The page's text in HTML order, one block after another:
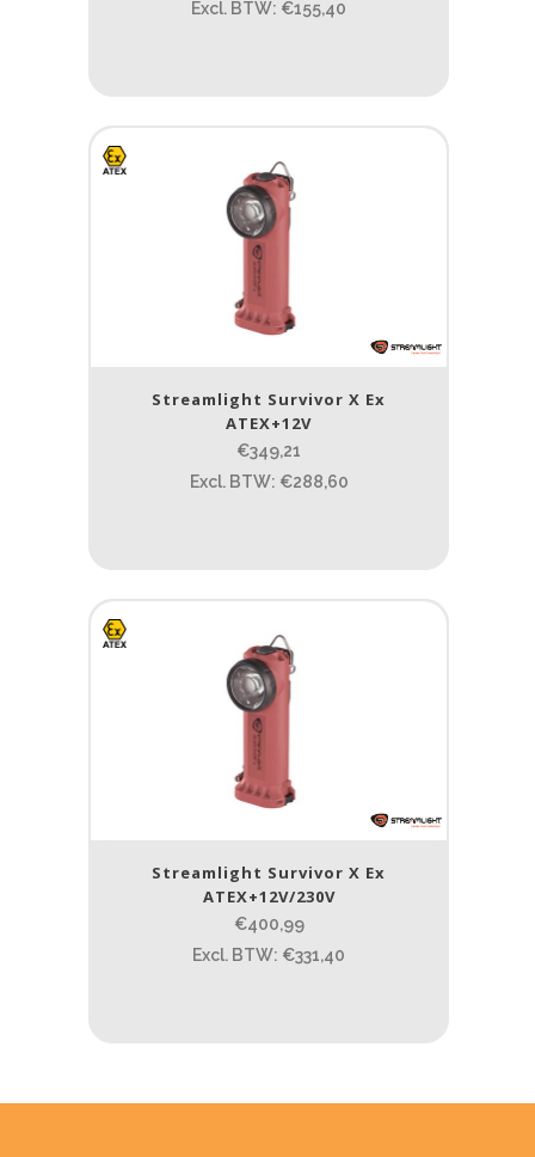
Excl. BTW: €155,40
Streamlight Survivor X Ex
ATEX+12V
€349,21
Excl. BTW: €288,60
Streamlight Survivor X Ex
ATEX+12V/230V
€400,99
Excl. BTW: €331,40